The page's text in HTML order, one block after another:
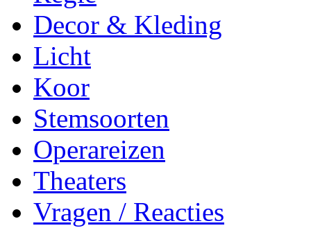
Decor & Kleding
Licht
Koor
Stemsoorten
Operareizen
Theaters
Vragen / Reacties